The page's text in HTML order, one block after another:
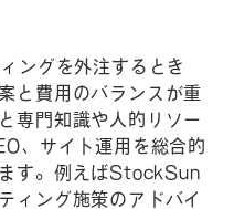
ングを外注するとき
と費用のバランスが重
専門知識や人的リソー
、サイト運用を総合的
す。例えばStockSun
ィング施策のアドバイ